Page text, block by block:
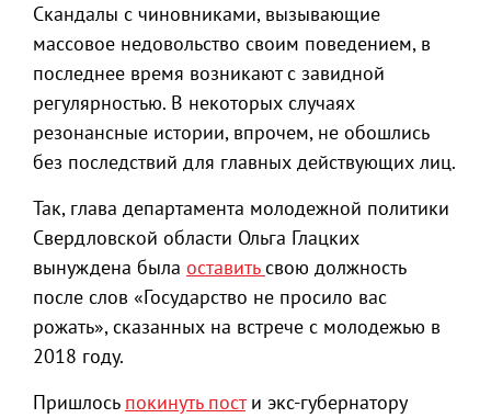
Скандалы с чиновниками, вызывающие
массовое недовольство своим поведением, в
последнее время возникают с завидной
регулярностью. В некоторых случаях
резонансные истории, впрочем, не обошлись
без последствий для главных действующих лиц.
Так, глава департамента молодежной политики
Свердловской области Ольга Глацких
вынуждена была оставитьсвою должность
после слов «Государство не просило вас
рожать», сказанных на встрече с молодежью в
2018 году.
Пришлось покинуть пости экс-губернатору